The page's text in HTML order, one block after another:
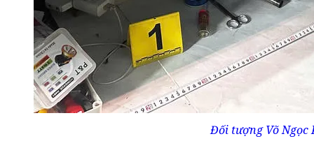
Đối tượng Võ Ngọc